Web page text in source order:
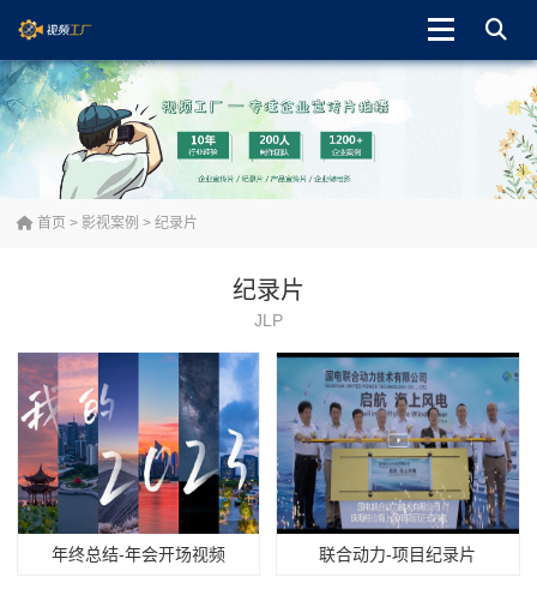
首页 > 影视案例 > 纪录片
纪录片
JLP
年终总结-年会开场视频 联合动力-项目纪录片